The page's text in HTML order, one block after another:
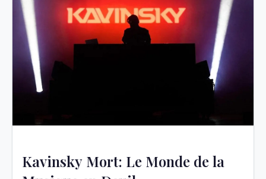
Kavinsky Mort: Le Monde de la